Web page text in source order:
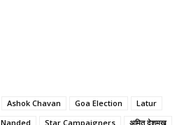
Ashok Chavan Goa Election
Latur
Nanded Star Campaigners
अमित देशमुख